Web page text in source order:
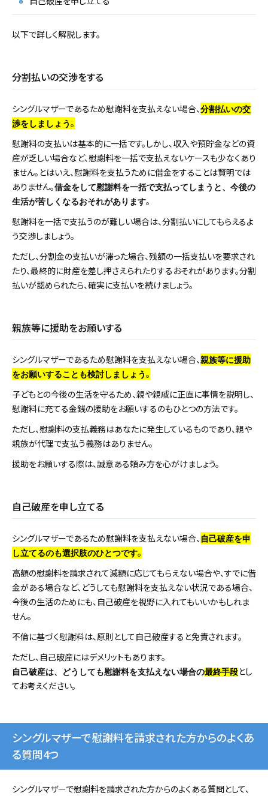
以下で詳しく解説します。
分割払いの交渉をする
シングルマザーであるため慰謝料を支払えない場合、分割払いの交
渉をしましょう 。
慰謝料の支払いは基本的に一括です。しかし、収入や預貯金などの資
産が乏しい場合など、慰謝料を一括で支払えないケースも少なくあり
ません。とはいえ、慰謝料を支払うために借金をすることは賢明では
ありません。借金をして慰謝料を一括で支払ってしまうと、今後の
生活が苦しくなるおそれがあります。
慰謝料を一括で支払うのが難しい場合は、分割払いにしてもらえるよ
う交渉しましょう。
ただし、分割金の支払いが滞った場合、残額の一括支払いを要求され
たり、最終的に財産を差し押さえられたりするおそれがあります。分割
払いが認められたら、確実に支払いを続けましょう。
親族等に援助をお願いする
シングルマザーであるため慰謝料を支払えない場合、親族等に援助
をお願いすることも検討しましょう 。
子どもとの今後の生活を守るため、親や親戚に正直に事情を説明し、
慰謝料に充てる金銭の援助をお願いするのもひとつの方法です。
ただし、慰謝料の支払義務はあなたに発生しているものであり、親や
親族が代理で支払う義務はありません。
援助をお願いする際は、誠意ある頼み方を心がけましょう。
自己破産を申し立てる
シングルマザーであるため慰謝料を支払えない場合、 自己破産を申
し立てるのも選択肢のひとつです。
高額の慰謝料を請求されて減額に応じてもらえない場合や、すでに借
金がある場合など、どうしても慰謝料を支払えない状況である場合、
今後の生活のためにも、自己破産を視野に入れてもいいかもしれま
せん。
不倫に基づく慰謝料は、原則として自己破産すると免責されます。
ただし、自己破産にはデメリットもあります。
自己破産は、どうしても慰謝料を支払えない場合の最終手段とし
てお考えください。
シングルマザーで慰謝料を請求された方からのよくあ
る質問4つ
シングルマザーで慰謝料を請求された方からのよくある質問として、